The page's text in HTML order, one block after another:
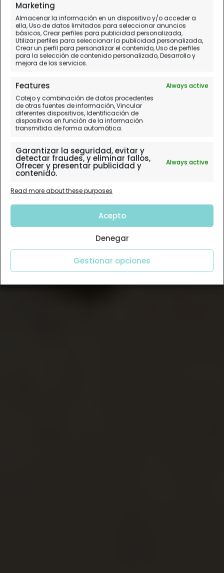
Marketing
Almacenar la información en un dispositivo y/o acceder a
ella, Uso de datos limitados para seleccionar anuncios
básicos, Crear perfiles para publicidad personalizada,
Utilizar perfiles para seleccionar la publicidad personalizada,
Crear un perfil para personalizar el contenido, Uso de perfiles
para la selección de contenido personalizado, Desarrollo y
mejora de los servicios.
Features
Always active
Cotejo y combinación de datos procedentes
de otras fuentes de información, Vincular
diferentes dispositivos, Identificación de
dispositivos en función de la información
transmitida de forma automática.
Garantizar la seguridad, evitar y
detectar fraudes, y eliminar fallos,
Ofrecer y presentar publicidad y
contenido.
Always active
Read more about these purposes
Acepto
Denegar
Gestionar opciones